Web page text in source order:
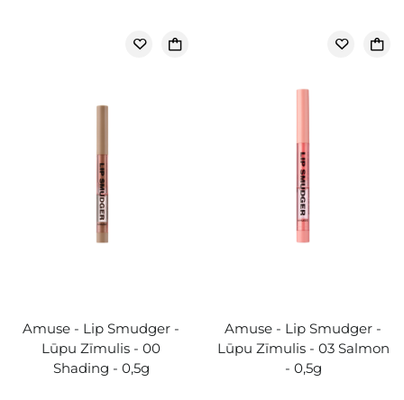
Amuse - Lip Smudger -
Lūpu Zīmulis - 00
Shading - 0,5g
Amuse - Lip Smudger -
Lūpu Zīmulis - 03 Salmon
- 0,5g